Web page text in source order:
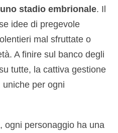
stadio embrionale. Il
idee di pregevole
mal sfruttate o
A finire sul banco degli
tutte, la cattiva gestione
uniche per ogni
ogni personaggio ha una